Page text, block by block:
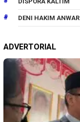
DENI HAKIM ANWAR
ADVERTORIAL